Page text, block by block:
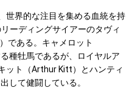
界的な注目を集める血統を持
ーディングサイアーのタヴィ
である。キャメロット
種牡馬であるが、ロイヤルア
ット（Arthur Kitt）とハンティ
して健闘している。